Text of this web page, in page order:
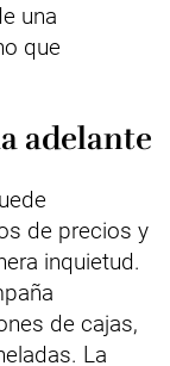
una
que
adelante
de precios y
inquietud.
de cajas,
La